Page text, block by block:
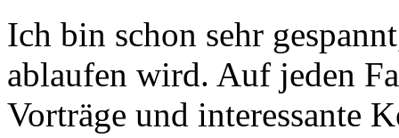
Ich bin schon sehr
ablaufen wird. Auf jeden
Vorträge und interessante